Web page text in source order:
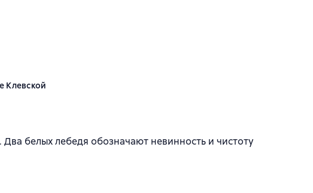
Клевской
оценок
белых лебедя обозначают невинность и чистоту